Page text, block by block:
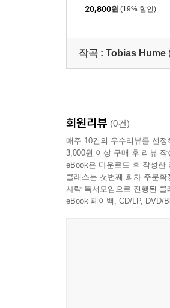
스코, 버드 등의 음악
(Passing Fancy - Beau
os)
20,800원 (19% 할인)
작곡 : Tobias Hume
회원리뷰 (0건)
매주 10건의 우수리뷰를 선
3,000원 이상 구매 후 리뷰 작
eBook은 다운로드 후 작성한
클래스는 첫번째 회차 주문
사락 독서모임으로 진행된
eBook 페이백, CD/LP, DVD/